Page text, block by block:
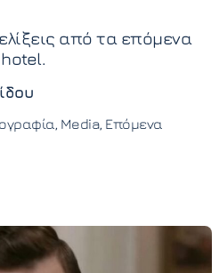
από τα επόμενα
Media Επόμενα